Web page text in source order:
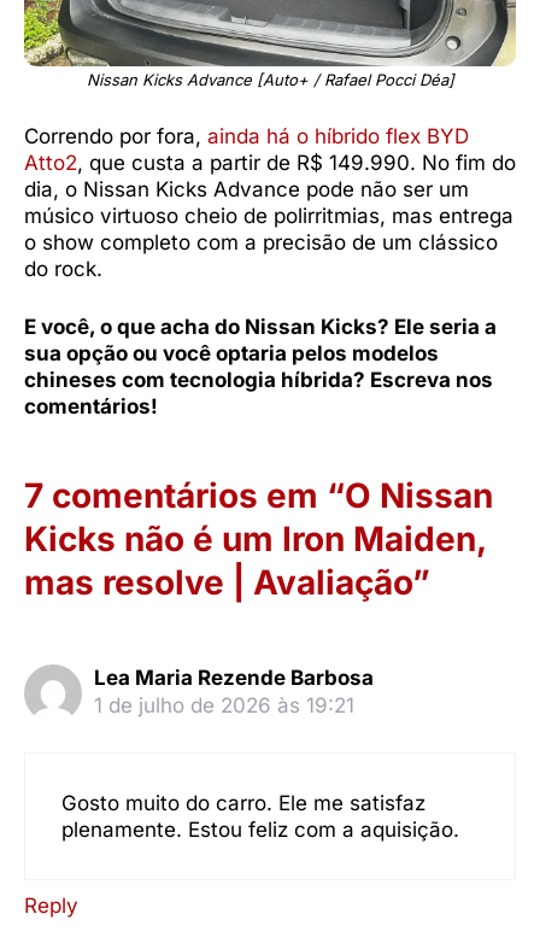
Nissan Kicks Advance [Auto+ / Rafael Pocci Déa]
Correndo por fora, ainda há o híbrido flex BYD
Atto2, que custa a partir de R$ 149.990. No fim do
dia, o Nissan Kicks Advance pode não ser um
músico virtuoso cheio de polirritmias, mas entrega
o show completo com a precisão de um clássico
do rock.
E você, o que acha do Nissan Kicks? Ele seria a
sua opção ou você optaria pelos modelos
chineses com tecnologia híbrida? Escreva nos
comentários!
7 comentários em “O Nissan
Kicks não é um Iron Maiden,
mas resolve | Avaliação”
Lea Maria Rezende Barbosa
1 de julho de 2026 às 19:21
Gosto muito do carro. Ele me satisfaz
plenamente. Estou feliz com a aquisição.
Reply